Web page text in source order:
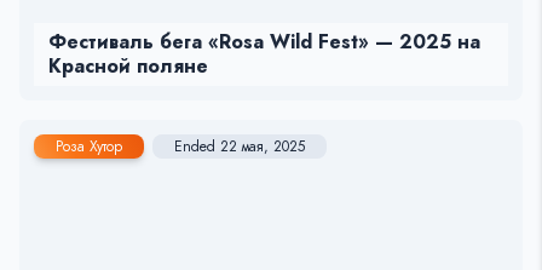
Фестиваль бега «Rosa Wild Fest» — 2025 на
Красной поляне
Роза Хутор Ended 22 мая, 2025